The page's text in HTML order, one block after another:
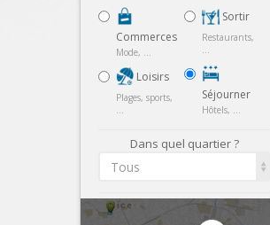
Commerces
Mode, ...
Loisirs
Plages, sports,
...
Sortir
Restaurants,
...
Séjourner
Hôtels, ...
Dans quel quartier ?
Tous